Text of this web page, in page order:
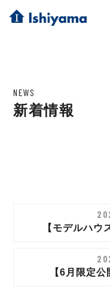
NEWS
新着情報
【モデルハウ
【6月限定